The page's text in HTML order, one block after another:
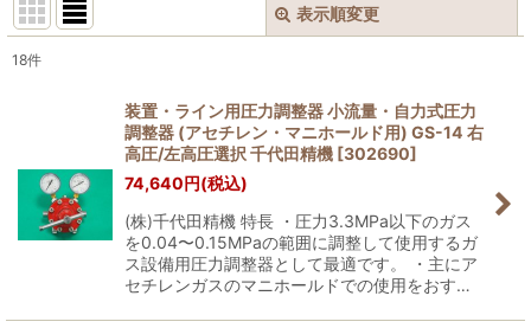
表示順変更
絞り込む
18件
装置・ライン用圧力調整器 小流量・自力式圧力
調整器 (アセチレン・マニホールド用) GS-14 右
高圧/左高圧選択 千代田精機 [302690]
74,640円(税込)
(株)千代田精機 特長 ・圧力3.3MPa以下のガス
を0.04〜0.15MPaの範囲に調整して使用するガ
ス設備用圧力調整器として最適です。 ・主にア
セチレンガスのマニホールドでの使用をおす…